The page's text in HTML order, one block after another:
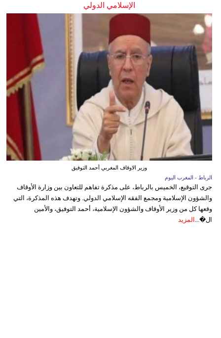
الإسلامي الدولي
وزير الاوقاف المغربي أحمد التوفيق
الرباط - المغرب اليوم
جرى التوقيع، الخميس بالرباط، على مذكرة تفاهم للتعاون بين وزارة الأوقاف
والشؤون الإسلامية ومجمع الفقه الإسلامي الدولي. وتهدف هذه المذكرة، التي
وقعها كل من وزير الأوقاف والشؤون الإسلامية، أحمد التوفيق، والأمين
ال�... المزيد